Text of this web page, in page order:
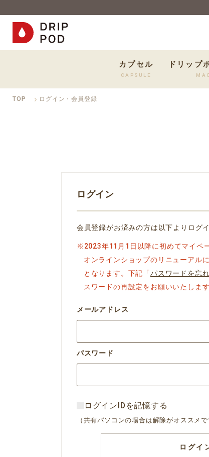
カプセル
CAPSULE
ドリップ
TOP ログイン・会員登録
ログイン
会員登録がお済みの方は以下よりログイ
※2023年11月1日以降に初めてマイペ
オンラインショップのリニューアル
となります。下記「パスワードを忘
スワードの再設定をお願いいたします
メールアドレス
パスワード
ログインIDを記憶する
（共有パソコンの場合は解除がオススメで
ログイ